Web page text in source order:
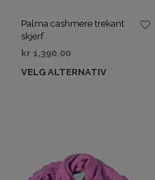
Palma cashmere trekant
skjerf
kr 1,390.00
VELG ALTERNATIV